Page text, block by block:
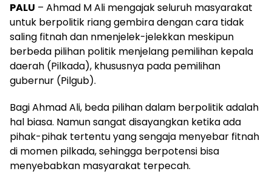
PALU – Ahmad M Ali mengajak seluruh masyarakat
untuk berpolitik riang gembira dengan cara tidak
saling fitnah dan nmenjelek-jelekkan meskipun
berbeda pilihan politik menjelang pemilihan kepala
daerah (Pilkada), khususnya pada pemilihan
gubernur (Pilgub).
Bagi Ahmad Ali, beda pilihan dalam berpolitik adalah
hal biasa. Namun sangat disayangkan ketika ada
pihak-pihak tertentu yang sengaja menyebar fitnah
di momen pilkada, sehingga berpotensi bisa
menyebabkan masyarakat terpecah.